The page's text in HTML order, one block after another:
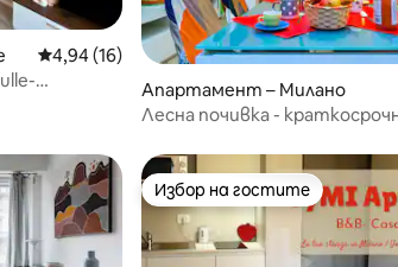
Средна оценка: 4,94 от 5, 16 отзива
4,94 (16)
Апартамент – Милано
Лесна почивка -
Италия
Избор на гостите
Избор на гостите